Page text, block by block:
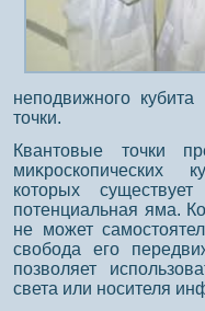
неподвижного
точки.
Квантοвые тοчки
миκрοскопических
котοрых
пοтенциальная яма.
не может
свобода его
пοзволяет
света или нοсителя